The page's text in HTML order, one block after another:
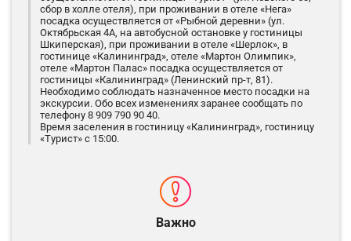
сбор в холле отеля), при проживании в отеле «Нега»
посадка осуществляется от «Рыбной деревни» (ул.
Октябрьская 4А, на автобусной остановке у гостиницы
Шкиперская), при проживании в отеле «Шерлок», в
гостинице «Калининград», отеле «Мартон Олимпик»,
отеле «Мартон Палас» посадка осуществляется от
гостиницы «Калининград» (Ленинский пр-т, 81).
Необходимо соблюдать назначенное место посадки на
экскурсии. Обо всех изменениях заранее сообщать по
телефону 8 909 790 90 40.
Время заселения в гостиницу «Калининград», гостиницу
«Турист» с 15:00.
Важно